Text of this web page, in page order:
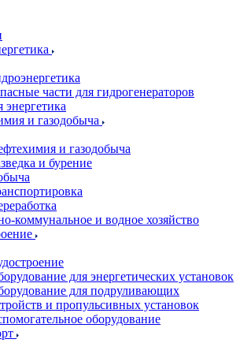
части для гидрогенераторов
энергетика
и газодобыча
и газодобыча
и бурение
коммунальное и водное хозяйство
для энергетических установок
для подруливающих
и пропульсивных установок
оборудование